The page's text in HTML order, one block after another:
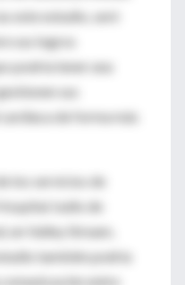
este estudio, seré
sus logros
podría tener una
sus
de forma más
los servicios de
Judío de
en Valley Stream,
también podría
entre